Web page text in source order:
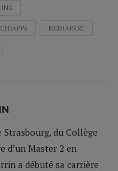
MEDIAPART
Strasbourg, du Collège
d’un Master 2 en
a débuté sa carrière